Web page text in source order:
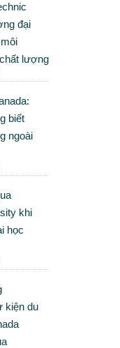
đại
lượng
biết
ngoài
khi
học
kiện du